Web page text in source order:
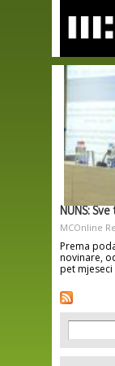
NUNS:
MCOnline
Prema
novinare,
pet
Search